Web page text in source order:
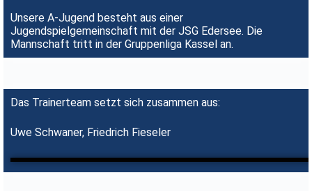
Unsere A-Jugend besteht aus einer
Jugendspielgemeinschaft mit der JSG Edersee. Die
Mannschaft tritt in der Gruppenliga Kassel an.
Das Trainerteam setzt sich zusammen aus:
Uwe Schwaner, Friedrich Fieseler